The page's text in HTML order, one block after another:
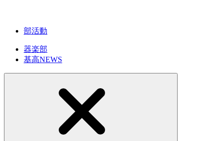
部活動
器楽部
基高NEWS